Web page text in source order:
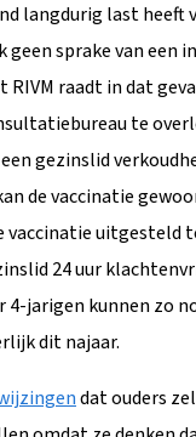
langdurig last heeft
geen sprake van een
RIVM raadt in dat
te
gezinslid
de vaccinatie
vaccinatie uitgesteld
24 uur
4-jarigen kunnen zo
dit najaar.
dat ouders